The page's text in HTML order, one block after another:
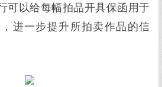
可以给每幅拍品开具保函用于
进一步提升所拍卖作品的信